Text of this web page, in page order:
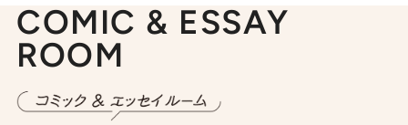
COMIC & ESSAY
ROOM